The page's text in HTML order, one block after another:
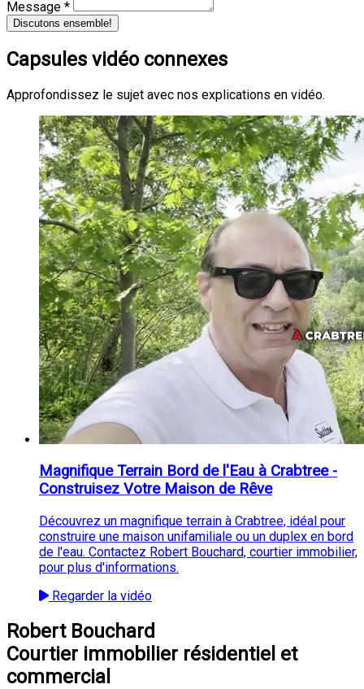
Message *
Discutons ensemble!
Capsules vidéo connexes
Approfondissez le sujet avec nos explications en vidéo.
Magnifique Terrain Bord de l'Eau à Crabtree -
Construisez Votre Maison de Rêve
Découvrez un magnifique terrain à Crabtree, idéal pour
construire une maison unifamiliale ou un duplex en bord
de l'eau. Contactez Robert Bouchard, courtier immobilier,
pour plus d'informations.
Regarder la vidéo
Robert Bouchard
Courtier immobilier résidentiel et
commercial